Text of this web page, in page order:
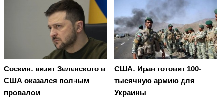
Соскин: визит Зеленского в
США оказался полным
провалом
США: Иран готовит 100-
тысячную армию для
Украины